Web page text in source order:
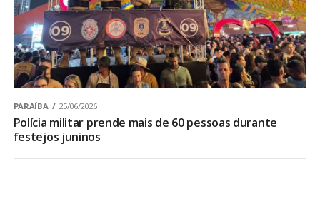
PARAÍBA 25/06/2026
Polícia militar prende mais de 60 pessoas durante
festejos juninos